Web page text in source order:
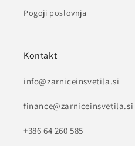
Pogoji poslovnja
Kontakt
info@zarniceinsvetila.si
finance@zarniceinsvetila.si
+386 64 260 585